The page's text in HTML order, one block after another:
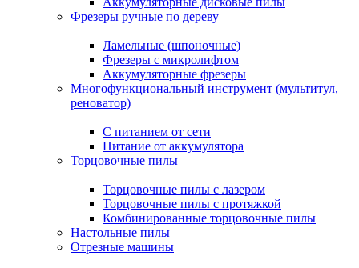
Фрезеры ручные по дереву
Ламельные (шпоночные)
Фрезеры с микролифтом
Аккумуляторные фрезеры
Многофункциональный инструмент (мультитул,
реноватор)
С питанием от сети
Питание от аккумулятора
Торцовочные пилы
Торцовочные пилы с лазером
Торцовочные пилы с протяжкой
Комбинированные торцовочные пилы
Настольные пилы
Отрезные машины